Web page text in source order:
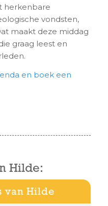
herkenbare
vondsten,
maakt deze middag
graag leest en
en boek een
Hilde:
van Hilde